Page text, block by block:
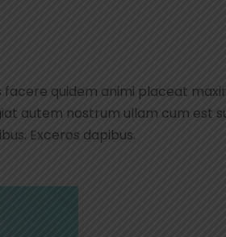
quidem animi placeat
autem nostrum ullam cum est
Exceros dapibus.